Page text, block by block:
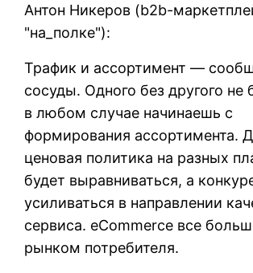
Антон Никеров (b2b-
"на_полке"):
Трафик и ассортимент —
сосуды. Одного без другого не
в любом случае начинаешь с
формирования ассортимента.
ценовая политика на разных
будет выравниваться, а
усиливаться в направлении
сервиса. eCommerce все
рынком потребителя.